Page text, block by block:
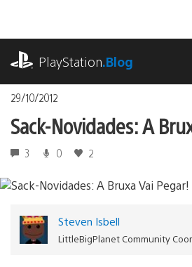
o
conteúdoPlayStation.Blog
29/10/2012
Sack-Novidades: A
3 0 2
Steven Isbell
LittleBigPlanet Community